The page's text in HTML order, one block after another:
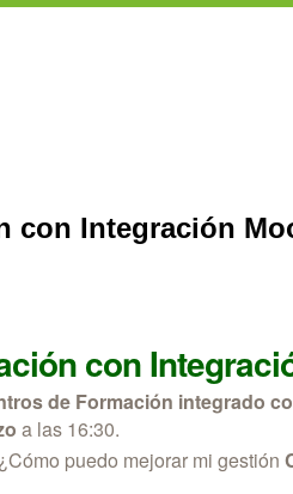
con Integración
con
de Formación integrado
a las 16:30.
puedo mejorar mi gestión